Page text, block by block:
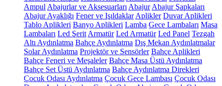
Ampul Abajurlar ve Aksesuarları Abajur Abajur Şapkaları
Abajur Ayaklığı Fener ve Işıldaklar Aplikler Duvar Aplikleri
Tablo Aplikleri Banyo Aplikleri Lamba Gece Lambaları Masa
Lambaları Led Şerit Armatür Led Armatür Led Panel Tezgah
Altı Aydınlatma Bahçe Aydınlatma Dış Mekan Aydınlatmalar
Solar Aydınlatma Projektör ve Sensörler Bahçe Aplikleri
Bahçe Feneri ve Meşaleler Bahçe Masa Üstü Aydınlatma
Bahçe Set Üstü Aydınlatma Bahçe Aydınlatma Direkleri
Çocuk Odası Aydınlatma Çocuk Gece Lambası Çocuk Odası